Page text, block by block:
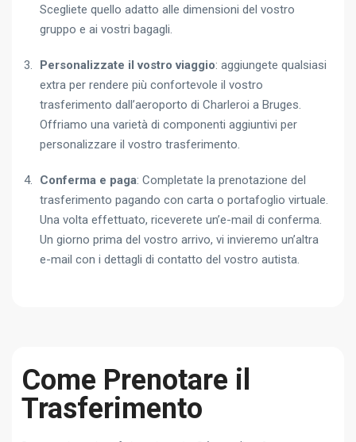
Scegliete quello adatto alle dimensioni del vostro
gruppo e ai vostri bagagli.
Personalizzate il vostro viaggio: aggiungete qualsiasi
extra per rendere più confortevole il vostro
trasferimento dall’aeroporto di Charleroi a Bruges.
Offriamo una varietà di componenti aggiuntivi per
personalizzare il vostro trasferimento.
Conferma e paga: Completate la prenotazione del
trasferimento pagando con carta o portafoglio virtuale.
Una volta effettuato, riceverete un’e-mail di conferma.
Un giorno prima del vostro arrivo, vi invieremo un’altra
e-mail con i dettagli di contatto del vostro autista.
Come Prenotare il
Trasferimento